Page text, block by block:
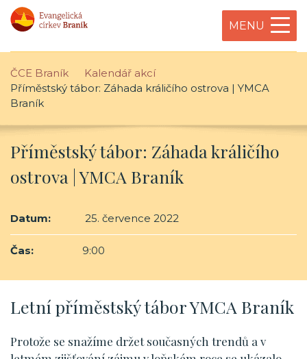
MENU
ČCE Braník
Kalendář akcí
Příměstský tábor: Záhada králičího ostrova | YMCA
Braník
Příměstský tábor: Záhada králičího
ostrova | YMCA Braník
Datum: 25. července 2022
Čas: 9:00
Letní příměstský tábor YMCA Braník
Protože se snažíme držet současných trendů a v